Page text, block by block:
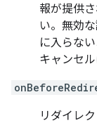
報が提供
い。無効
に入らな
キャンセル
リダイレ